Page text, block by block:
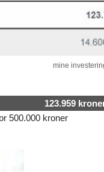
mine
123.959
500.000 kroner